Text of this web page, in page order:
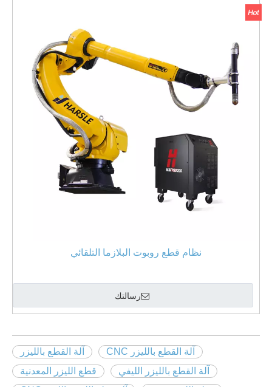
نظام قطع روبوت البلازما التلقائي
رسالتك
آلة القطع بالليزر
آلة القطع بالليزر CNC
قطع الليزر المعدنية
آلة القطع بالليزر الليفي